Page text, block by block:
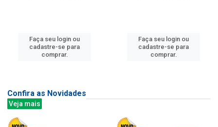
Faça seu login ou
cadastre-se para
comprar.
Faça seu login ou
cadastre-se para
comprar.
Confira as Novidades
Veja mais